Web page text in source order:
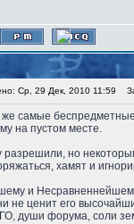
Ср, 29 Дек, 2010 11:59
самые беспредметные
на пустом месте.
разрешили, но
хамят и
и
не ценит его
души форума, соли